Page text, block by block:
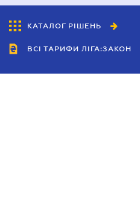
КАТАЛОГ РІШЕНЬ
ВСІ ТАРИФИ ЛІГА:ЗАКОН